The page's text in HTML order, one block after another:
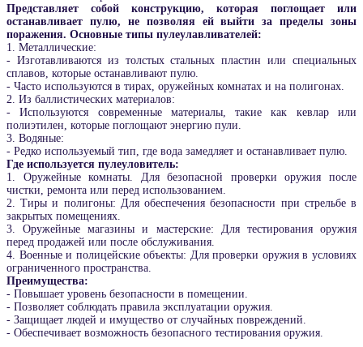
Представляет собой конструкцию, которая поглощает или
останавливает пулю, не позволяя ей выйти за пределы зоны
поражения. Основные типы пулеулавливателей:
1. Металлические:
- Изготавливаются из толстых стальных пластин или специальных
сплавов, которые останавливают пулю.
- Часто используются в тирах, оружейных комнатах и на полигонах.
2. Из баллистических материалов:
- Используются современные материалы, такие как кевлар или
полиэтилен, которые поглощают энергию пули.
3. Водяные:
- Редко используемый тип, где вода замедляет и останавливает пулю.
Где используется пулеуловитель:
1. Оружейные комнаты. Для безопасной проверки оружия после
чистки, ремонта или перед использованием.
2. Тиры и полигоны: Для обеспечения безопасности при стрельбе в
закрытых помещениях.
3. Оружейные магазины и мастерские: Для тестирования оружия
перед продажей или после обслуживания.
4. Военные и полицейские объекты: Для проверки оружия в условиях
ограниченного пространства.
Преимущества:
- Повышает уровень безопасности в помещении.
- Позволяет соблюдать правила эксплуатации оружия.
- Защищает людей и имущество от случайных повреждений.
- Обеспечивает возможность безопасного тестирования оружия.